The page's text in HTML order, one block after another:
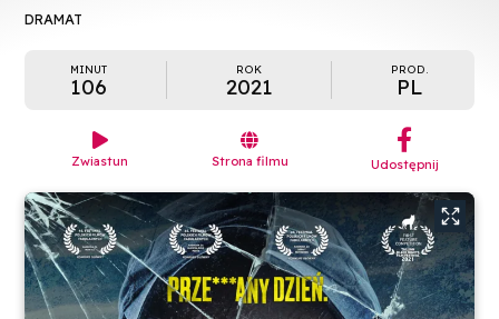
DRAMAT
MINUT
106
ROK
2021
PROD.
PL

Zwiastun

Strona filmu
︁
Udostępnij